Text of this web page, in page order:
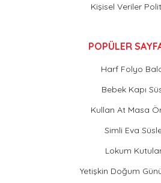
Kişisel Veriler
POPÜLER
Harf Folyo
Bebek Kapı
Kullan At Masa
Simli Eva
Lokum
Yetişkin Doğum